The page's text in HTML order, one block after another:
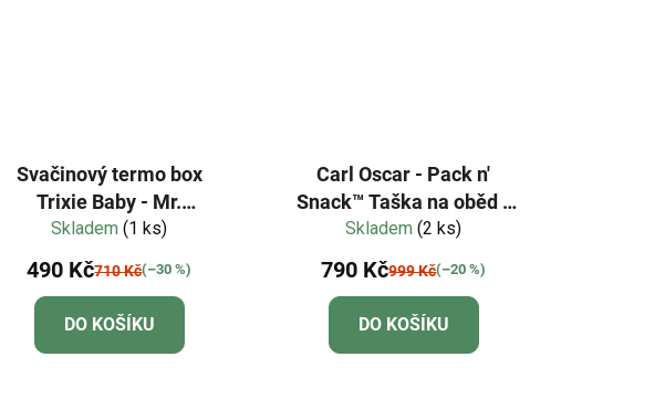
Svačinový termo box
Trixie Baby - Mr.
Crocodile
Skladem(1 ks)
490 Kč710 Kč(–30 %)
DO KOŠÍKU
Carl Oscar - Pack n'
Snack™ Taška na oběd -
světle modrá
Skladem(2 ks)
790 Kč999 Kč(–20 %)
DO KOŠÍKU